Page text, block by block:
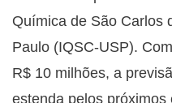
Química de São Carlos
Paulo (IQSC-USP).
R$ 10 milhões, a
estenda pelos próximos